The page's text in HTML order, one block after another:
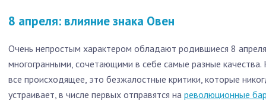
8 апреля: влияние знака Овен
Очень непростым характером обладают родившиеся 8
многогранными, сочетающими в себе самые разные качества.
все происходящее, это безжалостные критики, которые
устраивает, в числе первых отправятся на революционные